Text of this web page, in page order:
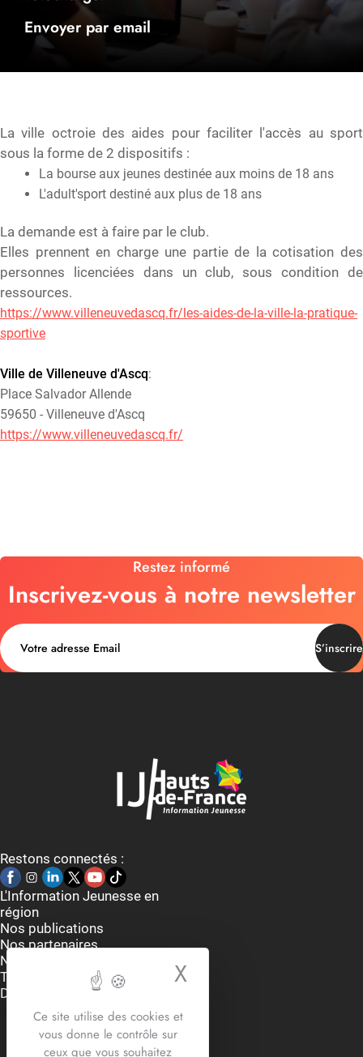
Ce site utilise des cookies et
vous donne le contrôle sur
ceux que vous souhaitez
X
Envoyer par email
La ville octroie des aides pour faciliter l'accès au sport
sous la forme de 2 dispositifs :
La bourse aux jeunes destinée aux moins de 18 ans
L'adult'sport destiné aux plus de 18 ans
La demande est à faire par le club.
Elles prennent en charge une partie de la cotisation des
personnes licenciées dans un club, sous condition de
ressources.
https://www.villeneuvedascq.fr/les-aides-de-la-ville-la-pratique-
sportive
Ville de Villeneuve d'Ascq:
Place Salvador Allende
59650 - Villeneuve d'Ascq
https://www.villeneuvedascq.fr/
Restez informé
Inscrivez-vous à notre newsletter
S’inscrire
Restons connectés :
L'Information Jeunesse en
région
Nos publications
Nos partenaires
Nous contacter
Thématiques
Dispositifs et aides
Accueil du lundi au vendredi
9h-12h30 / 13h30 -17h30
2 rue Edouard Delesalle